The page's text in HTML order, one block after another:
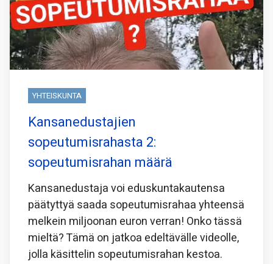
YHTEISKUNTA
Kansanedustajien
sopeutumisrahasta 2:
sopeutumisrahan määrä
Kansanedustaja voi eduskuntakautensa
päätyttyä saada sopeutumisrahaa yhteensä
melkein miljoonan euron verran! Onko tässä
mieltä? Tämä on jatkoa edeltävälle videolle,
jolla käsittelin sopeutumisrahan kestoa.